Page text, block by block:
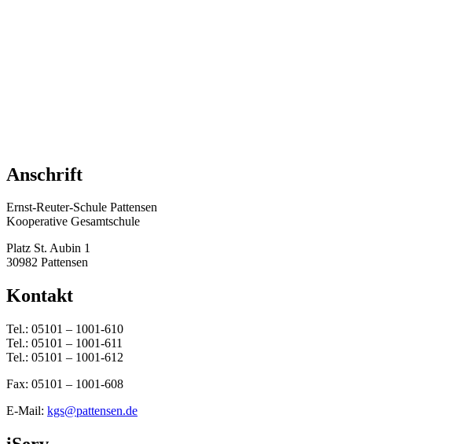
Anschrift
Ernst-Reuter-Schule Pattensen
Kooperative Gesamtschule
Platz St. Aubin 1
30982 Pattensen
Kontakt
Tel.: 05101 – 1001-610
Tel.: 05101 – 1001-611
Tel.: 05101 – 1001-612
Fax: 05101 – 1001-608
E-Mail: kgs@pattensen.de